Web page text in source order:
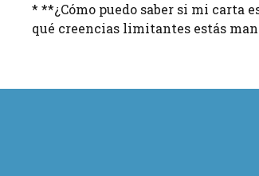
* **¿Cómo puedo saber si mi carta
qué creencias limitantes estás